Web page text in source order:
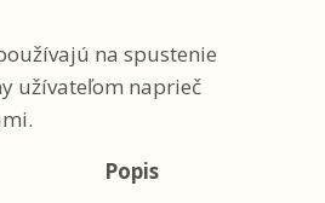
na spustenie
užívateľom naprieč
Popis